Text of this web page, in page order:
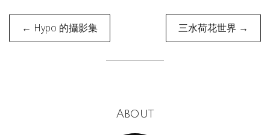
Post
navigation
← Hypo 的攝影集 三水荷花世界 →
About